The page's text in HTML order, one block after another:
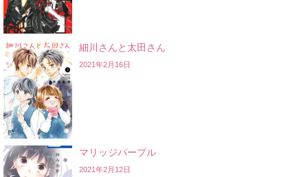
細川さんと太田さん
2021年2月16日
マリッジパープル
2021年2月12日